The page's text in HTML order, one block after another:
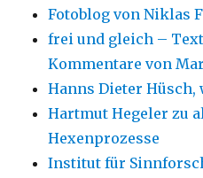
Fotoblog von Niklas
frei und gleich –
Kommentare von
Hanns Dieter Hüsch,
Hartmut Hegeler zu
Hexenprozesse
Institut für